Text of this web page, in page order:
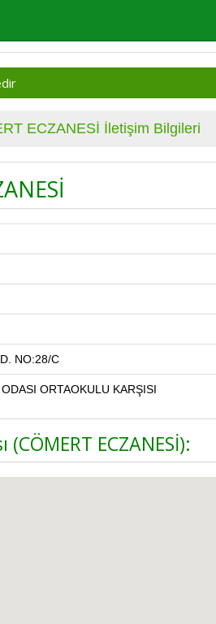
ECZANESİ İletişim Bilgileri
NO:28/C
ORTAOKULU KARŞISI
ECZANESİ):